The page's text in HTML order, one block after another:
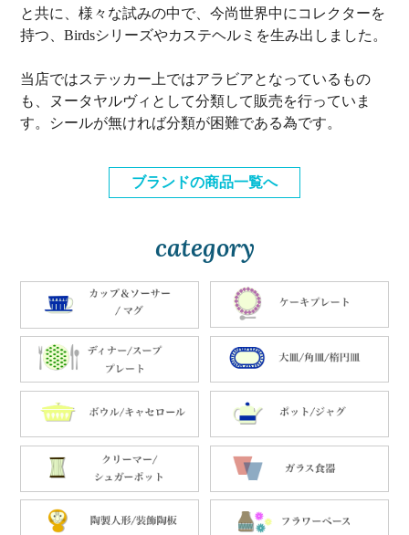
と共に、様々な試みの中で、今尚世界中にコレクターを
持つ、Birdsシリーズやカステヘルミを生み出しました。
当店ではステッカー上ではアラビアとなっているもの
も、ヌータヤルヴィとして分類して販売を行っていま
す。シールが無ければ分類が困難である為です。
ブランドの商品一覧へ
category